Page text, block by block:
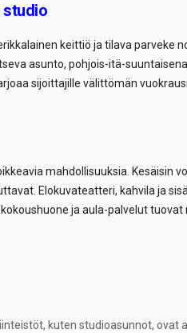
studio
keittiö ja tilava parveke
asunto, pohjois-itä-
sijoittajille välittömän
mahdollisuuksia. Kesäisin
Elokuvateatteri, kahvila ja
ja aula-palvelut tuovat
kuten studioasunnot, ovat